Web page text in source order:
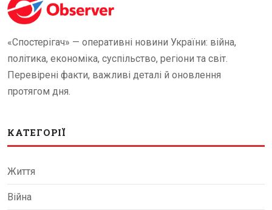
«Спостерігач» — оперативні новини України: війна,
політика, економіка, суспільство, регіони та світ.
Перевірені факти, важливі деталі й оновлення
протягом дня.
КАТЕГОРІЇ
Життя
Війна